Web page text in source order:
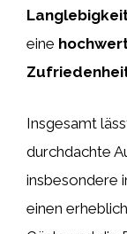
eine
Insgesamt
durchdachte
insbesondere
einen